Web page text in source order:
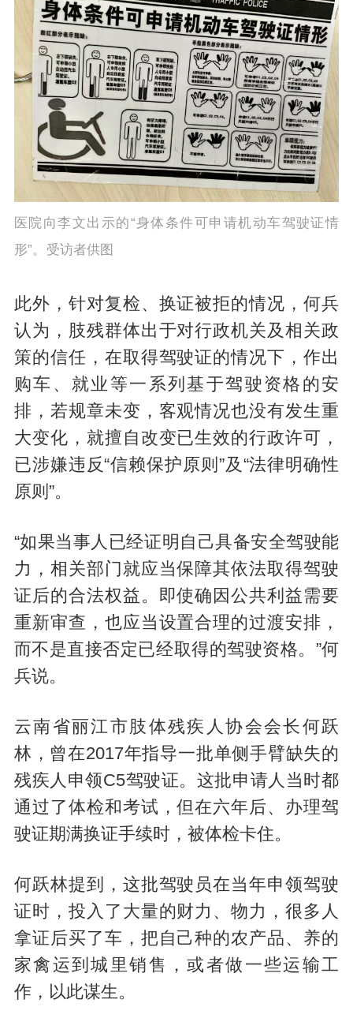
医院向李文出示的“身体条件可申请机动车驾驶证情
形”。受访者供图
此外，针对复检、换证被拒的情况，何兵
认为，肢残群体出于对行政机关及相关政
策的信任，在取得驾驶证的情况下，作出
购车、就业等一系列基于驾驶资格的安
排，若规章未变，客观情况也没有发生重
大变化，就擅自改变已生效的行政许可，
已涉嫌违反“信赖保护原则”及“法律明确性
原则”。
“如果当事人已经证明自己具备安全驾驶能
力，相关部门就应当保障其依法取得驾驶
证后的合法权益。即使确因公共利益需要
重新审查，也应当设置合理的过渡安排，
而不是直接否定已经取得的驾驶资格。”何
兵说。
云南省丽江市肢体残疾人协会会长何跃
林，曾在2017年指导一批单侧手臂缺失的
残疾人申领C5驾驶证。这批申请人当时都
通过了体检和考试，但在六年后、办理驾
驶证期满换证手续时，被体检卡住。
何跃林提到，这批驾驶员在当年申领驾驶
证时，投入了大量的财力、物力，很多人
拿证后买了车，把自己种的农产品、养的
家禽运到城里销售，或者做一些运输工
作，以此谋生。